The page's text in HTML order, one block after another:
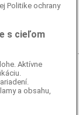
šírenie
Politike ochrany
s cieľom
Aktívne
a obsahu,